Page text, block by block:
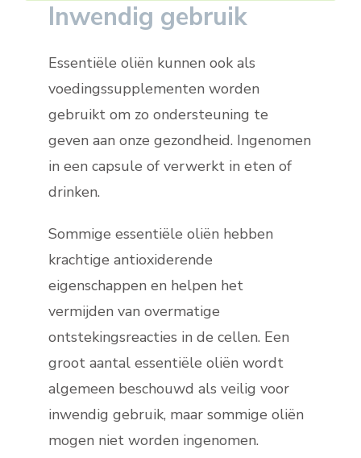
Inwendig gebruik
Essentiële oliën kunnen ook als
voedingssupplementen worden
gebruikt om zo ondersteuning te
geven aan onze gezondheid. Ingenomen
in een capsule of verwerkt in eten of
drinken.
Sommige essentiële oliën hebben
krachtige antioxiderende
eigenschappen en helpen het
vermijden van overmatige
ontstekingsreacties in de cellen. Een
groot aantal essentiële oliën wordt
algemeen beschouwd als veilig voor
inwendig gebruik, maar sommige oliën
mogen niet worden ingenomen.